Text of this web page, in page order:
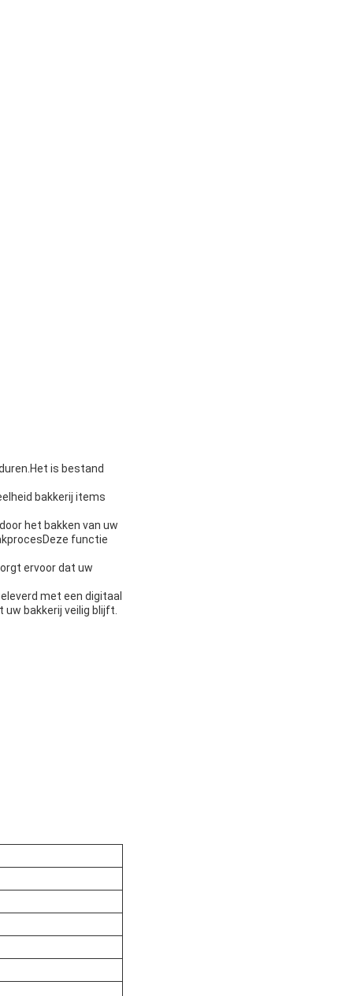
is bestand
bakkerij items
het bakken van uw
functie
ervoor dat uw
met een digitaal
bakkerij veilig blijft.